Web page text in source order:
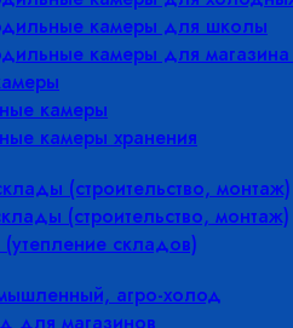
камеры для школы
камеры для магазина
камеры
камеры хранения
(строительство, монтаж)
(строительство, монтаж)
складов)
агро-холод